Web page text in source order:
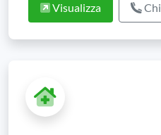
Visualizza